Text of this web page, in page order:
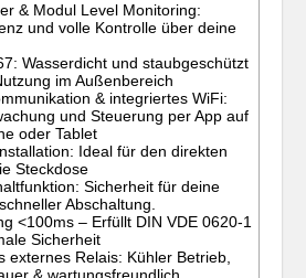
& Modul Level Monitoring:
und volle Kontrolle über deine
Wasserdicht und staubgeschützt
im Außenbereich
& integriertes WiFi:
und Steuerung per App auf
oder Tablet
Ideal für den direkten
Steckdose
Sicherheit für deine
Abschaltung.
<100ms – Erfüllt DIN VDE 0620-1
Sicherheit
externes Relais: Kühler Betrieb,